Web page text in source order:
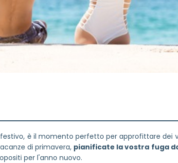
è il momento perfetto per approfittare dei
di primavera, pianificate la vostra fuga
per l'anno nuovo.